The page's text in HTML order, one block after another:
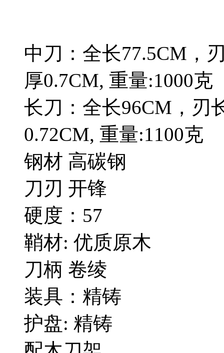
中刀：全长77.5CM，
厚0.7CM, 重量:1000克
长刀：全长96CM，刃
0.72CM, 重量:1100克
钢材 高碳钢
刀刃 开锋
硬度：57
鞘材: 优质原木
刀柄 卷绫
装具：精铸
护盘: 精铸